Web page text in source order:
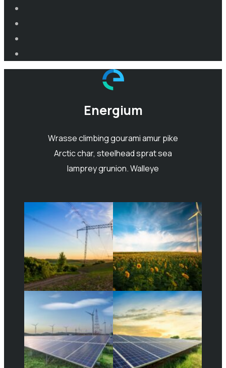
Energium
Wrasse climbing gourami amur pike
Arctic char, steelhead sprat sea
lamprey grunion. Walleye